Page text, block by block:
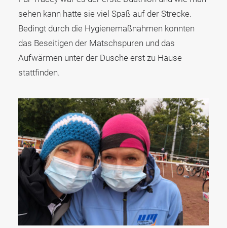
sehen kann hatte sie viel Spaß auf der Strecke.
Bedingt durch die Hygienemaßnahmen konnten
das Beseitigen der Matschspuren und das
Aufwärmen unter der Dusche erst zu Hause
stattfinden.